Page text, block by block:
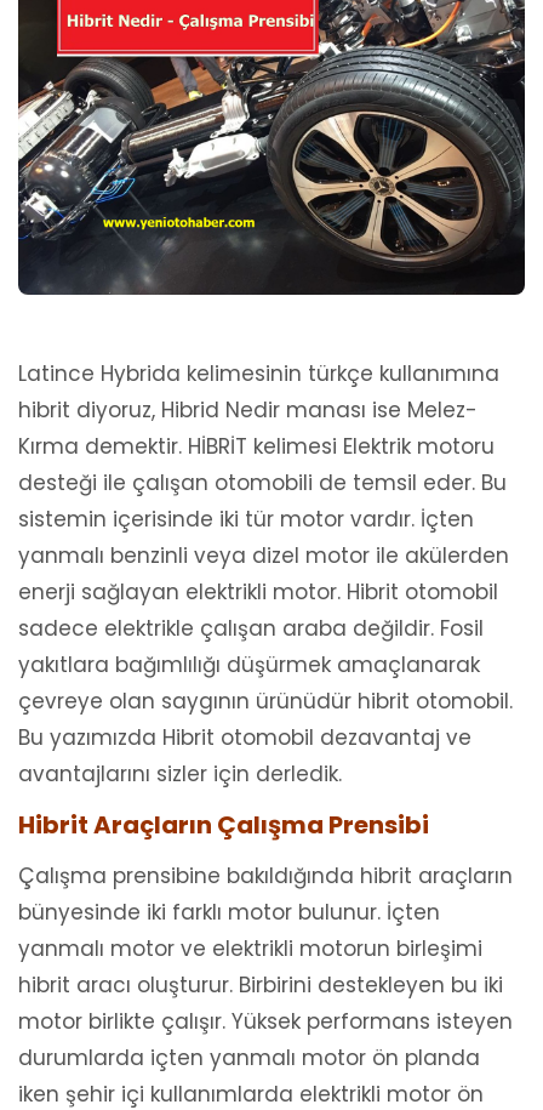
Latince Hybrida kelimesinin türkçe kullanımına
hibrit diyoruz, Hibrid Nedir manası ise Melez-
Kırma demektir. HİBRİT kelimesi Elektrik motoru
desteği ile çalışan otomobili de temsil eder. Bu
sistemin içerisinde iki tür motor vardır. İçten
yanmalı benzinli veya dizel motor ile akülerden
enerji sağlayan elektrikli motor. Hibrit otomobil
sadece elektrikle çalışan araba değildir. Fosil
yakıtlara bağımlılığı düşürmek amaçlanarak
çevreye olan saygının ürünüdür hibrit otomobil.
Bu yazımızda Hibrit otomobil dezavantaj ve
avantajlarını sizler için derledik.
Hibrit Araçların Çalışma Prensibi
Çalışma prensibine bakıldığında hibrit araçların
bünyesinde iki farklı motor bulunur. İçten
yanmalı motor ve elektrikli motorun birleşimi
hibrit aracı oluşturur. Birbirini destekleyen bu iki
motor birlikte çalışır. Yüksek performans isteyen
durumlarda içten yanmalı motor ön planda
iken şehir içi kullanımlarda elektrikli motor ön